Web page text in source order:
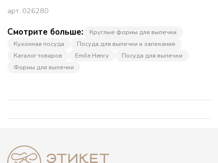
Смотрите больше:
Круглые формы для выпечки
Кухонная посуда
Посуда для выпечки и запекания
Каталог товаров
Emile Henry
Посуда для выпечки
Формы для выпечки
арт. 026280